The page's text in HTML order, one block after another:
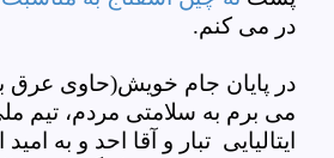
در می کنم.
در پایان جام خویش(حاوی عرق
می برم به سلامتی مردم، تیم
ایتالیایی تبار و آقا احد و به